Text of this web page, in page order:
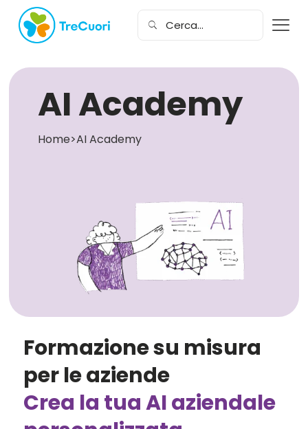
AI Academy
Home>AI Academy
Formazione su misura
per le aziende
Crea la tua AI aziendale